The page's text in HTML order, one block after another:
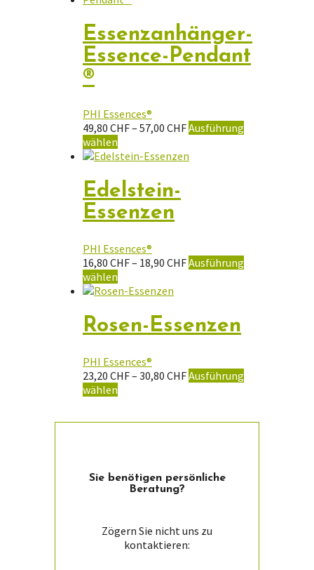
Essenzanhänger-
Essence-Pendant
®
PHI Essences®
49,80 CHF– 57,00 CHFPreisspanne:
bis
Ausführung
wählen
Produkt
mehrere
Varianten
auf.
Die
können
auf
der
Produktseite
werden
Edelstein-
Essenzen
PHI Essences®
16,80 CHF– 18,90 CHFPreisspanne:
Ausführung
wählen
Produkt
mehrere
Varianten
Die
Optionen
Rosen-Essenzen
PHI Essences®
23,20 CHF– 30,80 CHFPreisspanne:
Ausführung
wählen
Die
Optionen
der
Produktseite
Sie ­benötigen persön­liche
Beratung?
Zögern Sie nicht uns zu
kontaktieren: